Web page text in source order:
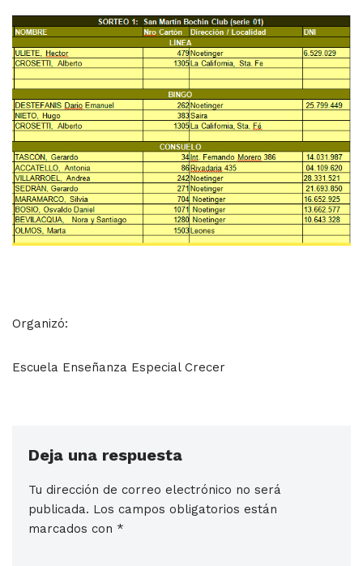
Organizó:
Escuela Enseñanza Especial Crecer
Deja una respuesta
Tu dirección de correo electrónico no será
publicada. Los campos obligatorios están
marcados con *